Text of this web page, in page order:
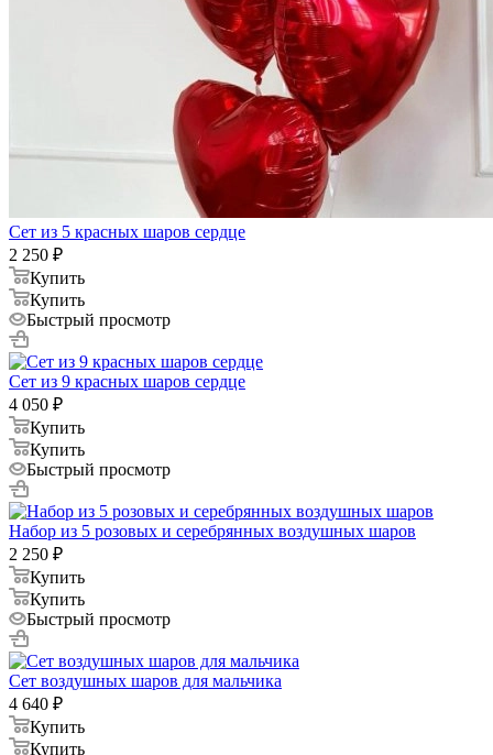
Сет из 5 красных шаров сердце
2 250 ₽
Купить
Купить
Быстрый просмотр
Сет из 9 красных шаров сердце
4 050 ₽
Купить
Купить
Быстрый просмотр
Набор из 5 розовых и серебрянных воздушных шаров
2 250 ₽
Купить
Купить
Быстрый просмотр
Сет воздушных шаров для мальчика
4 640 ₽
Купить
Купить